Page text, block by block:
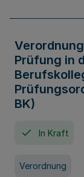
Prüfung in
BK)
In Kraft
Verordnung